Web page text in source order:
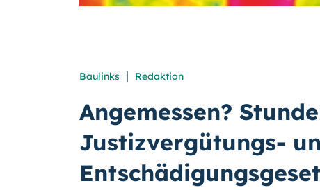
Baulinks | Redaktion
Angemessen?
Justizvergütungs-